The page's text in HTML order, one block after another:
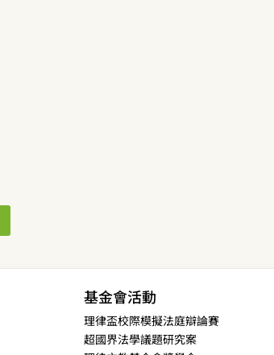
基金會活動
理律盃校際模擬法庭辯論賽
超國界法學議題研究案